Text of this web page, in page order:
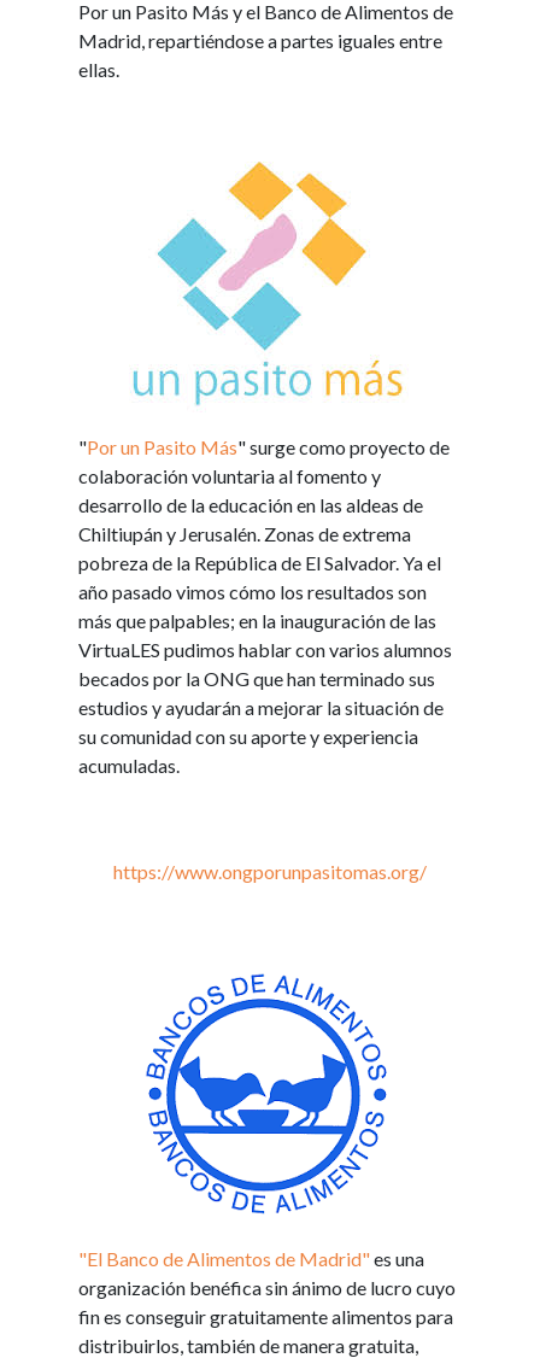
Por un Pasito Más y el Banco de Alimentos de
Madrid, repartiéndose a partes iguales entre
ellas.
"Por un Pasito Más"surge como proyecto de
colaboración voluntaria al fomento y
desarrollo de la educación en las aldeas de
Chiltiupán y Jerusalén. Zonas de extrema
pobreza de la República de El Salvador. Ya el
año pasado vimos cómo los resultados son
más que palpables; en la inauguración de las
VirtuaLES pudimos hablar con varios alumnos
becados por la ONG que han terminado sus
estudios y ayudarán a mejorar la situación de
su comunidad con su aporte y experiencia
acumuladas.
https://www.ongporunpasitomas.org/
"El Banco de Alimentos de Madrid"es una
organización benéfica sin ánimo de lucro cuyo
fin es conseguir gratuitamente alimentos para
distribuirlos, también de manera gratuita,